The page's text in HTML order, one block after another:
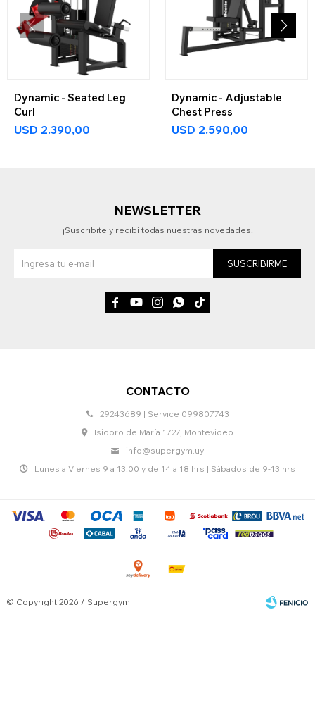
Dynamic - Seated Leg
Curl
USD 2.390,00
Dynamic - Adjustable
Chest Press
USD 2.590,00
CONTACTO
29243689 | Service 099807743
Isidoro de María 1727, Montevideo
info@supergym.uy
Lunes a Viernes 9 a 13:00 y de 14 a 18 hrs | Sábados de 9-13 hrs
NEWSLETTER
¡Suscribite y recibí todas nuestras novedades!
SUSCRIBIRME
    
© Copyright 2026 / Supergym